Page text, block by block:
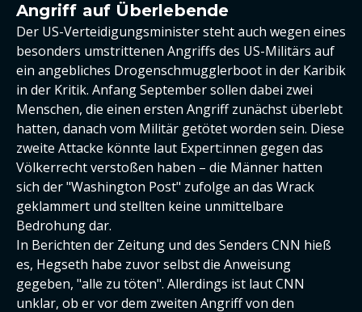
Angriff auf Überlebende
Der US-Verteidigungsminister steht auch wegen eines
besonders umstrittenen Angriffs des US-Militärs auf
ein angebliches Drogenschmugglerboot in der Karibik
in der Kritik. Anfang September sollen dabei zwei
Menschen, die einen ersten Angriff zunächst überlebt
hatten, danach vom Militär getötet worden sein. Diese
zweite Attacke könnte laut Expert:innen gegen das
Völkerrecht verstoßen haben – die Männer hatten
sich der "Washington Post" zufolge an das Wrack
geklammert und stellten keine unmittelbare
Bedrohung dar.
In Berichten der Zeitung und des Senders CNN hieß
es, Hegseth habe zuvor selbst die Anweisung
gegeben, "alle zu töten". Allerdings ist laut CNN
unklar, ob er vor dem zweiten Angriff von den